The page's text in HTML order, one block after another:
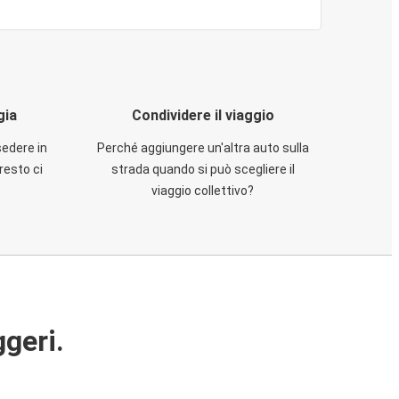
in
ci
Condividere il viaggio
Perché aggiungere un'altra auto sulla
strada quando si può scegliere il
viaggio collettivo?